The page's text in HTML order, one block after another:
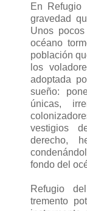
En
gravedad
Unos
océano
población
los
adoptada
sueño:
únicas,
vestigios
derecho,
fondo del
Refugio
tremento